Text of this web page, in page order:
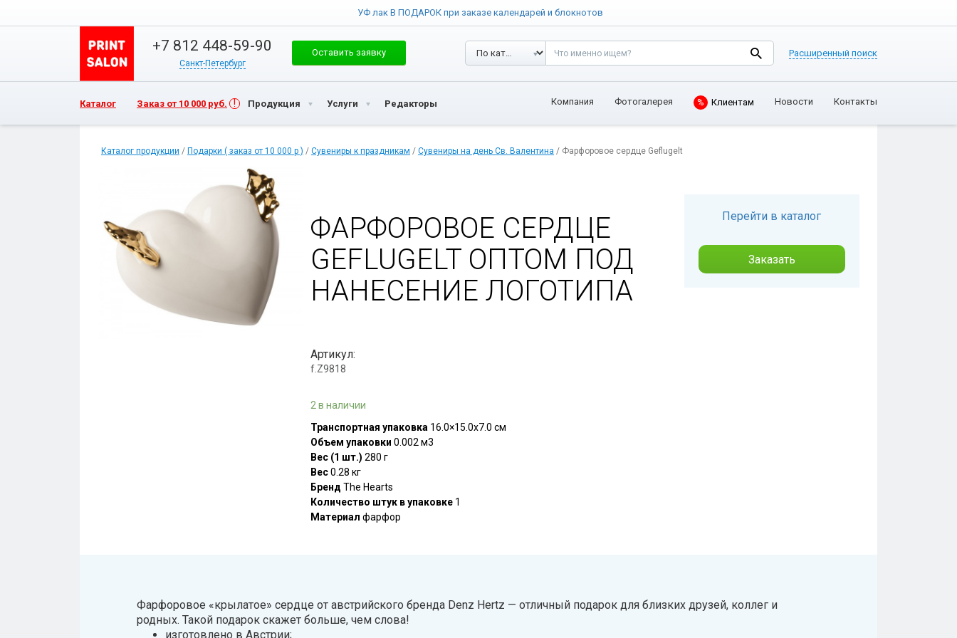
УФ лак В ПОДАРОК при заказе календарей и блокнотов
+7 812 448-59-90
Санкт-Петербург
Оставить заявку Расширенный поиск
Каталог Заказ от 10 000 руб. Продукция Услуги Редакторы Компания Фотогалерея % Клиентам Новости Контакты
Каталог продукции / Подарки ( заказ от 10 000 р ) / Сувениры к праздникам / Сувениры на день Св. Валентина / Фарфоровое сердце Geflugelt
ФАРФОРОВОЕ СЕРДЦЕ
GEFLUGELT ОПТОМ ПОД
НАНЕСЕНИЕ ЛОГОТИПА
Артикул:
f.Z9818
2 в наличии
Транспортная упаковка 16.0×15.0x7.0 см
Объем упаковки 0.002 м3
Вес (1 шт.) 280 г
Вес0.28 кг
Бренд The Hearts
Количество штук в упаковке 1
Материал фарфор
Перейти в каталог
Заказать
Фарфоровое «крылатое» сердце от австрийского бренда Denz Hertz — отличный подарок для близких друзей, коллег и
родных. Такой подарок скажет больше, чем слова!
изготовлено в Австрии;